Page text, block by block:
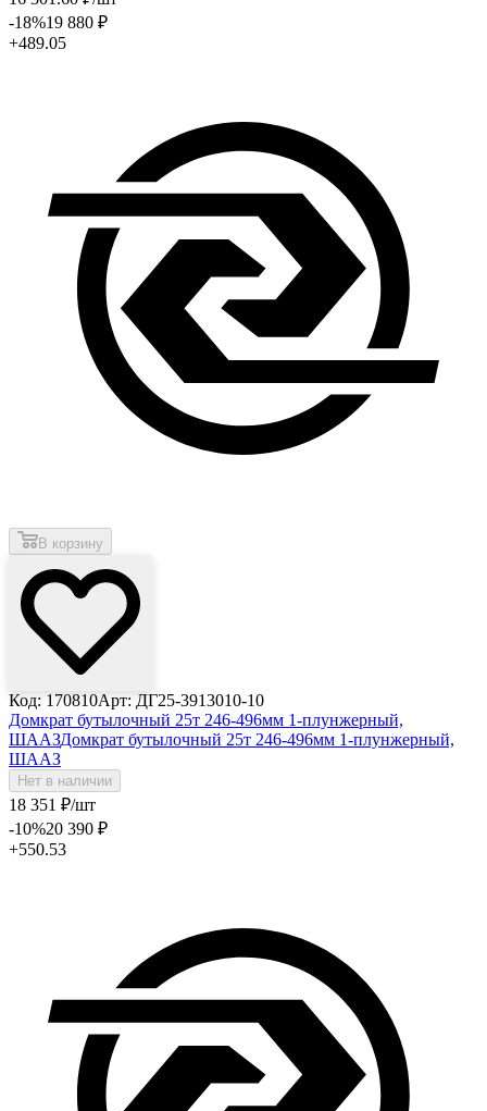
-18%19 880 ₽
+489.05
В корзину
Код: 170810Арт: ДГ25-3913010-10
Домкрат бутылочный 25т 246-496мм 1-плунжерный,
ШААЗДомкрат бутылочный 25т 246-496мм 1-плунжерный,
ШААЗ
Нет в наличии
18 351 ₽/шт
-10%20 390 ₽
+550.53